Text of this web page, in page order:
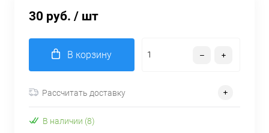
30 руб. / шт
В корзину
Рассчитать доставку
В наличии (8)